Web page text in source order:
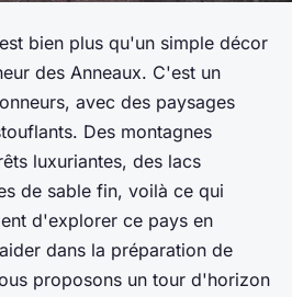
bien plus qu'un simple décor
des Anneaux. C'est un
avec des paysages
Des montagnes
luxuriantes, des lacs
de sable fin, voilà ce qui
d'explorer ce pays en
dans la préparation de
proposons un tour d'horizon